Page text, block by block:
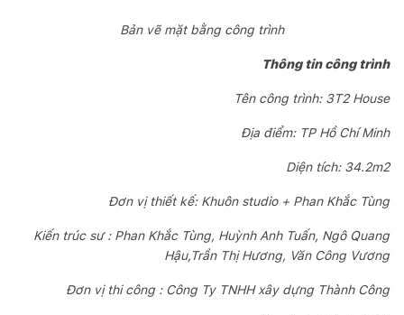
Bản vẽ mặt bằng công trình
Thông tin công trình
Tên công trình: 3T2 House
Địa điểm: TP Hồ Chí Minh
Diện tích: 34.2m2
Đơn vị thiết kế: Khuôn studio + Phan Khắc Tùng
Kiến trúc sư : Phan Khắc Tùng, Huỳnh Anh Tuấn, Ngô Quang
Hậu,Trần Thị Hương, Văn Công Vương
Đơn vị thi công : Công Ty TNHH xây dựng Thành Công